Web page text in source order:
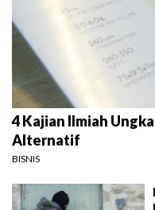
4 Kajian Ilmiah
Alternatif
BISNIS